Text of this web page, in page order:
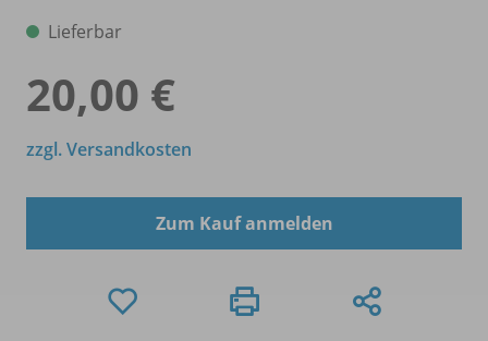
Lieferbar
20,00 €
zzgl. Versandkosten
Zum Kauf anmelden